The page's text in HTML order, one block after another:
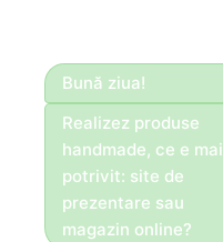
Bună ziua!
Realizez produse
handmade, ce e mai
potrivit: site de
prezentare sau
magazin online?